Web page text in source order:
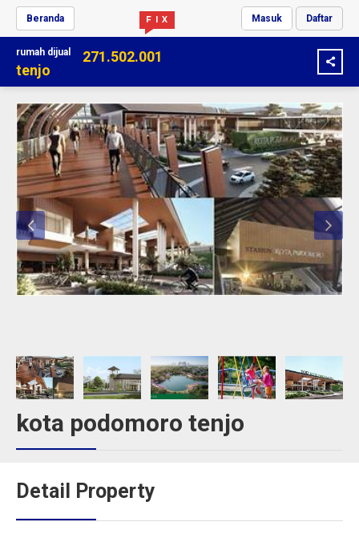
Beranda Masuk Daftar
rumah dijual
tenjo
271.502.001
F I X
kota podomoro tenjo
Detail Property